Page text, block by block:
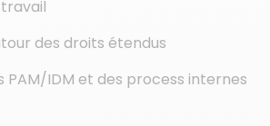
des droits étendus
IDM et des process internes